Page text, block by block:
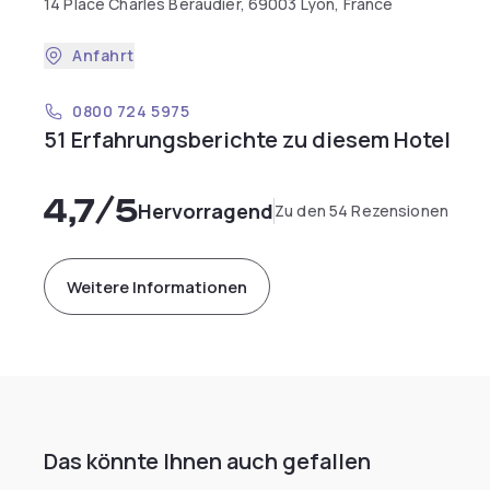
Anfahrt
0800 724 5975
51 Erfahrungsberichte zu diesem Hotel
4,7/5HervorragendZu den 54 Rezensionen
Weitere Informationen
Das könnte Ihnen auch gefallen